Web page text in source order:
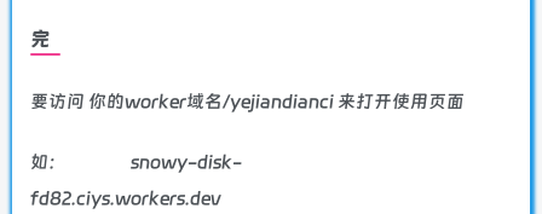
完
要访问 你的worker域名/yejiandianci 来打开使用页面
如：
snowy-disk-
fd82.ciys.workers.dev